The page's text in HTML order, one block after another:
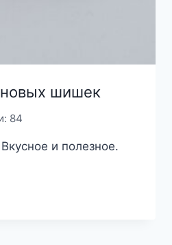
шишек
84
и полезное.